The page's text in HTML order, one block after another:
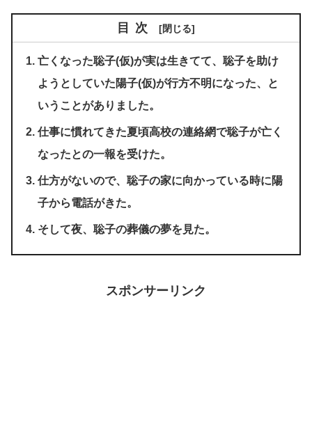
目次
亡くなった聡子(仮)が実は生きてて、聡子を助け
ようとしていた陽子(仮)が行方不明になった、と
いうことがありました。
仕事に慣れてきた夏頃高校の連絡網で聡子が亡く
なったとの一報を受けた。
仕方がないので、聡子の家に向かっている時に陽
子から電話がきた。
そして夜、聡子の葬儀の夢を見た。
スポンサーリンク